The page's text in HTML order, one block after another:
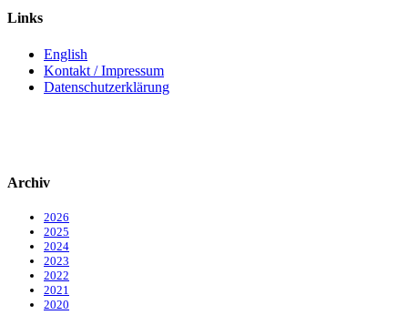
Links
English
Kontakt / Impressum
Datenschutzerklärung
Archiv
2026
2025
2024
2023
2022
2021
2020